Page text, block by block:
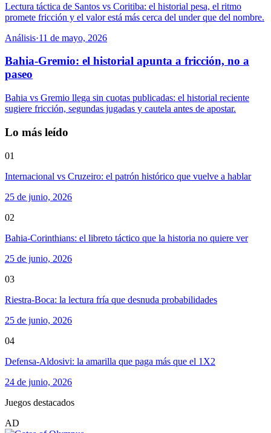
Lectura táctica de Santos vs Coritiba: el historial pesa, el ritmo
promete fricción y el valor está más cerca del under que del nombre.
Análisis·11 de mayo, 2026
Bahia-Gremio: el historial apunta a fricción, no a
paseo
Bahia vs Gremio llega sin cuotas publicadas: el historial reciente
sugiere fricción, segundas jugadas y cautela antes de apostar.
Lo más leído
01
Internacional vs Cruzeiro: el patrón histórico que vuelve a hablar
25 de junio, 2026
02
Bahia-Corinthians: el libreto táctico que la historia no quiere ver
25 de junio, 2026
03
Riestra-Boca: la lectura fría que desnuda probabilidades
25 de junio, 2026
04
Defensa-Aldosivi: la amarilla que paga más que el 1X2
24 de junio, 2026
Juegos destacados
AD